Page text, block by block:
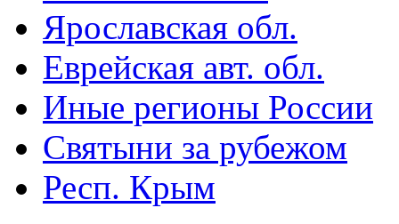
Ярославская обл.
Еврейская авт. обл.
Иные регионы России
Святыни за рубежом
Респ. Крым